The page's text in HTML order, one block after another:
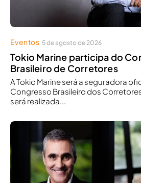
Eventos 5 de agosto de 2026
Tokio Marine participa do
Brasileiro de Corretores
A Tokio Marine será a seguradora
Congresso Brasileiro dos
será realizada...